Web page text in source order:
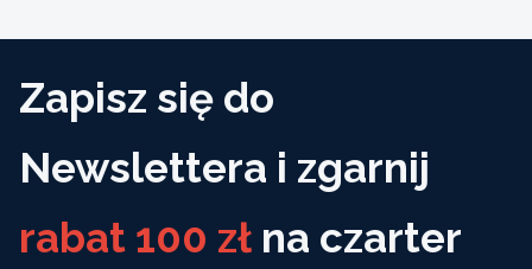
Zapisz się do
Newslettera i zgarnij
rabat 100 zł na czarter